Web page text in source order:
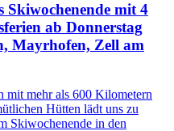
mit 4
ab Donnerstag
Mayrhofen, Zell am
mit mehr als 600 Kilometern
Hütten lädt uns zu
Skiwochenende in den